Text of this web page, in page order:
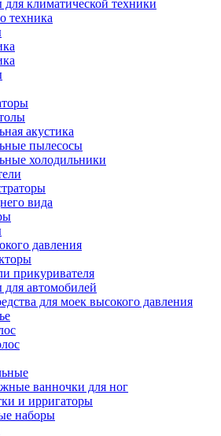
для климатической техники
техника
акустика
пылесосы
холодильники
вида
давления
прикуривателя
для автомобилей
для моек высокого давления
ванночки для ног
и ирригаторы
наборы